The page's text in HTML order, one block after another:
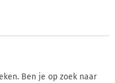
Ben je op zoek naar